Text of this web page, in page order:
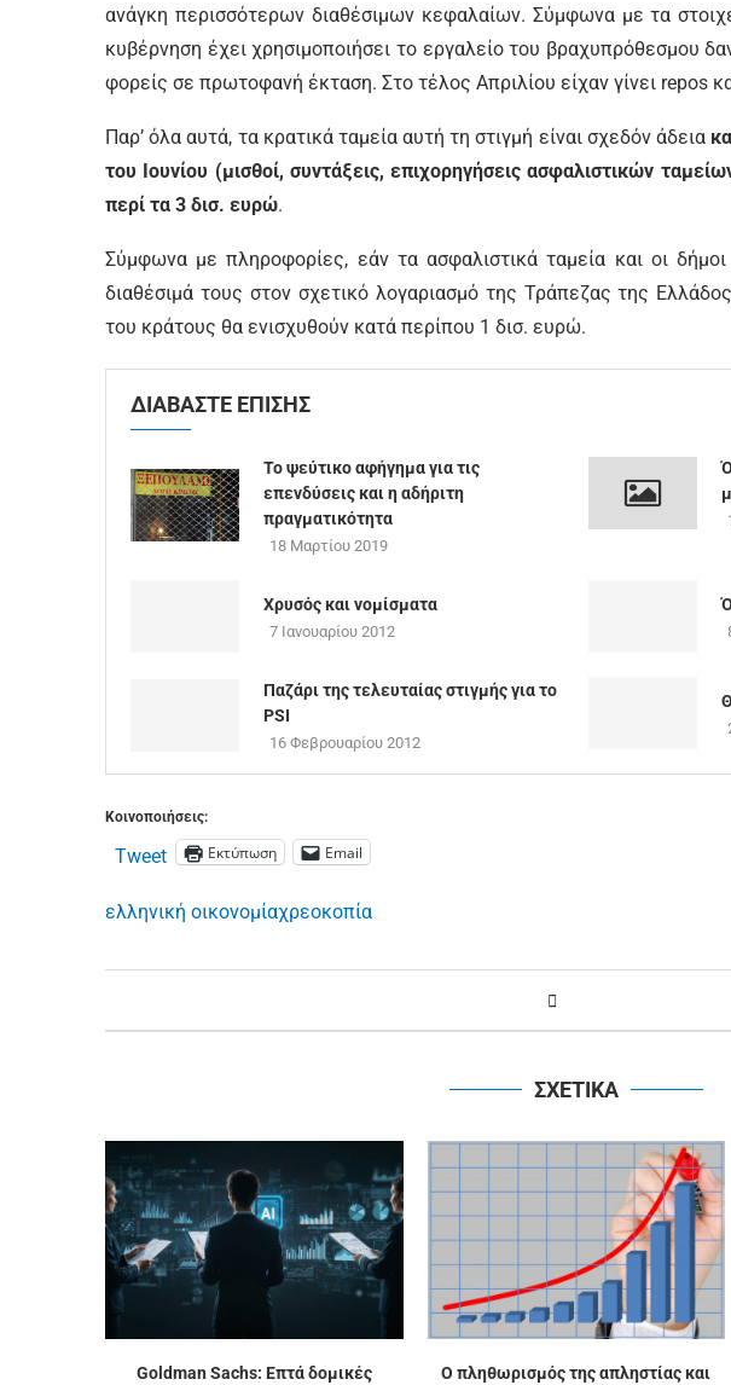
ανάγκη περισσότερων διαθέσιμων κεφαλαίων. Σύμφωνα με τα
κυβέρνηση έχει χρησιμοποιήσει το εργαλείο του βραχυπρόθεσμου
φορείς σε πρωτοφανή έκταση. Στο τέλος Απριλίου είχαν γίνει repos
Παρ’ όλα αυτά, τα κρατικά ταμεία αυτή τη στιγμή είναι σχεδόν άδεια
του Ιουνίου (μισθοί, συντάξεις, επιχορηγήσεις ασφαλιστικών
περί τα 3 δισ. ευρώ.
Σύμφωνα με πληροφορίες, εάν τα ασφαλιστικά ταμεία και οι
διαθέσιμά τους στον σχετικό λογαριασμό της Τράπεζας της
του κράτους θα ενισχυθούν κατά περίπου 1 δισ. ευρώ.
ΔΙΑΒΑΣΤΕ ΕΠΙΣΗΣ
Το ψεύτικο αφήγημα για τις
επενδύσεις και η αδήριτη
πραγματικότητα
18 Μαρτίου 2019
Χρυσός και νομίσματα
7 Ιανουαρίου 2012
Παζάρι της τελευταίας στιγμής για το
PSI
16 Φεβρουαρίου 2012
Κοινοποιήσεις:
Tweet Εκτύπωση Email
ελληνική οικονομίαχρεοκοπία
ΣΧΕΤΙΚΑ
Goldman Sachs: Επτά δομικές Ο πληθωρισμός της απληστίας και